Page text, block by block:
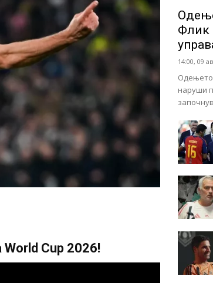
Cup 2026!
Флик
14:00, 09
Одењето
наруши